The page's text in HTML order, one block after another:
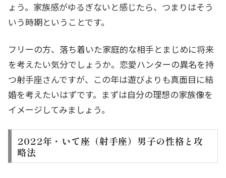
ょう。家族感がゆるぎないと感じたら、つまりはそう
いう時期ということです。
フリーの方、落ち着いた家庭的な相手とまじめに将来
を考えたい気分でしょうか。恋愛ハンターの異名を持
つ射手座さんですが、この年は遊びよりも真面目に結
婚を考えたいはずです。まずは自分の理想の家族像を
イメージしてみましょう。
2022年・いて座（射手座）男子の性格と攻
略法